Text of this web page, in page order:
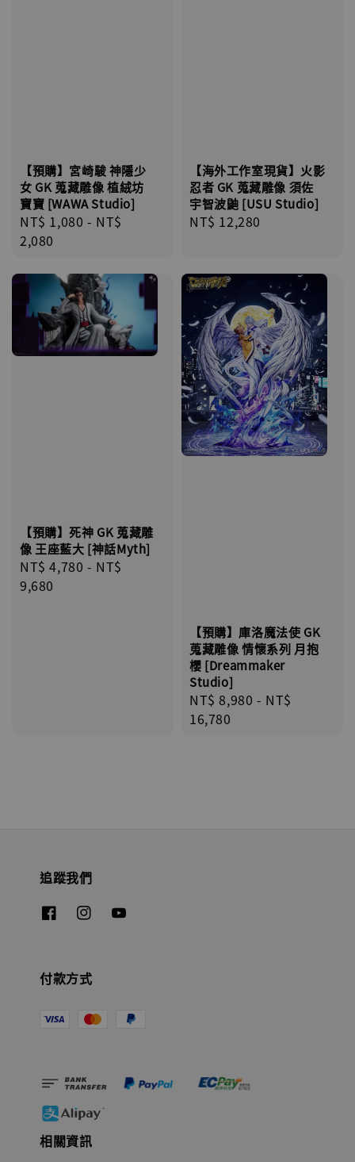
【預購】宮崎駿 神隱少
女 GK 蒐藏雕像 植絨坊
寶寶 [WAWA Studio]
Regular
price
NT$ 1,080 - NT$
2,080
【海外工作室現貨】火影
忍者 GK 蒐藏雕像 須佐
宇智波鼬 [USU Studio]
Regular
NT$ 12,280
【預購】死神 GK 蒐藏雕
像 王座藍大 [神話Myth]
Regular
price
NT$ 4,780 - NT$
9,680
【預購】庫洛魔法使 GK
蒐藏雕像 情懷系列 月抱
櫻 [Dreammaker
Studio]
Regular
price
NT$ 8,980 - NT$
16,780
追蹤我們
付款方式
相關資訊